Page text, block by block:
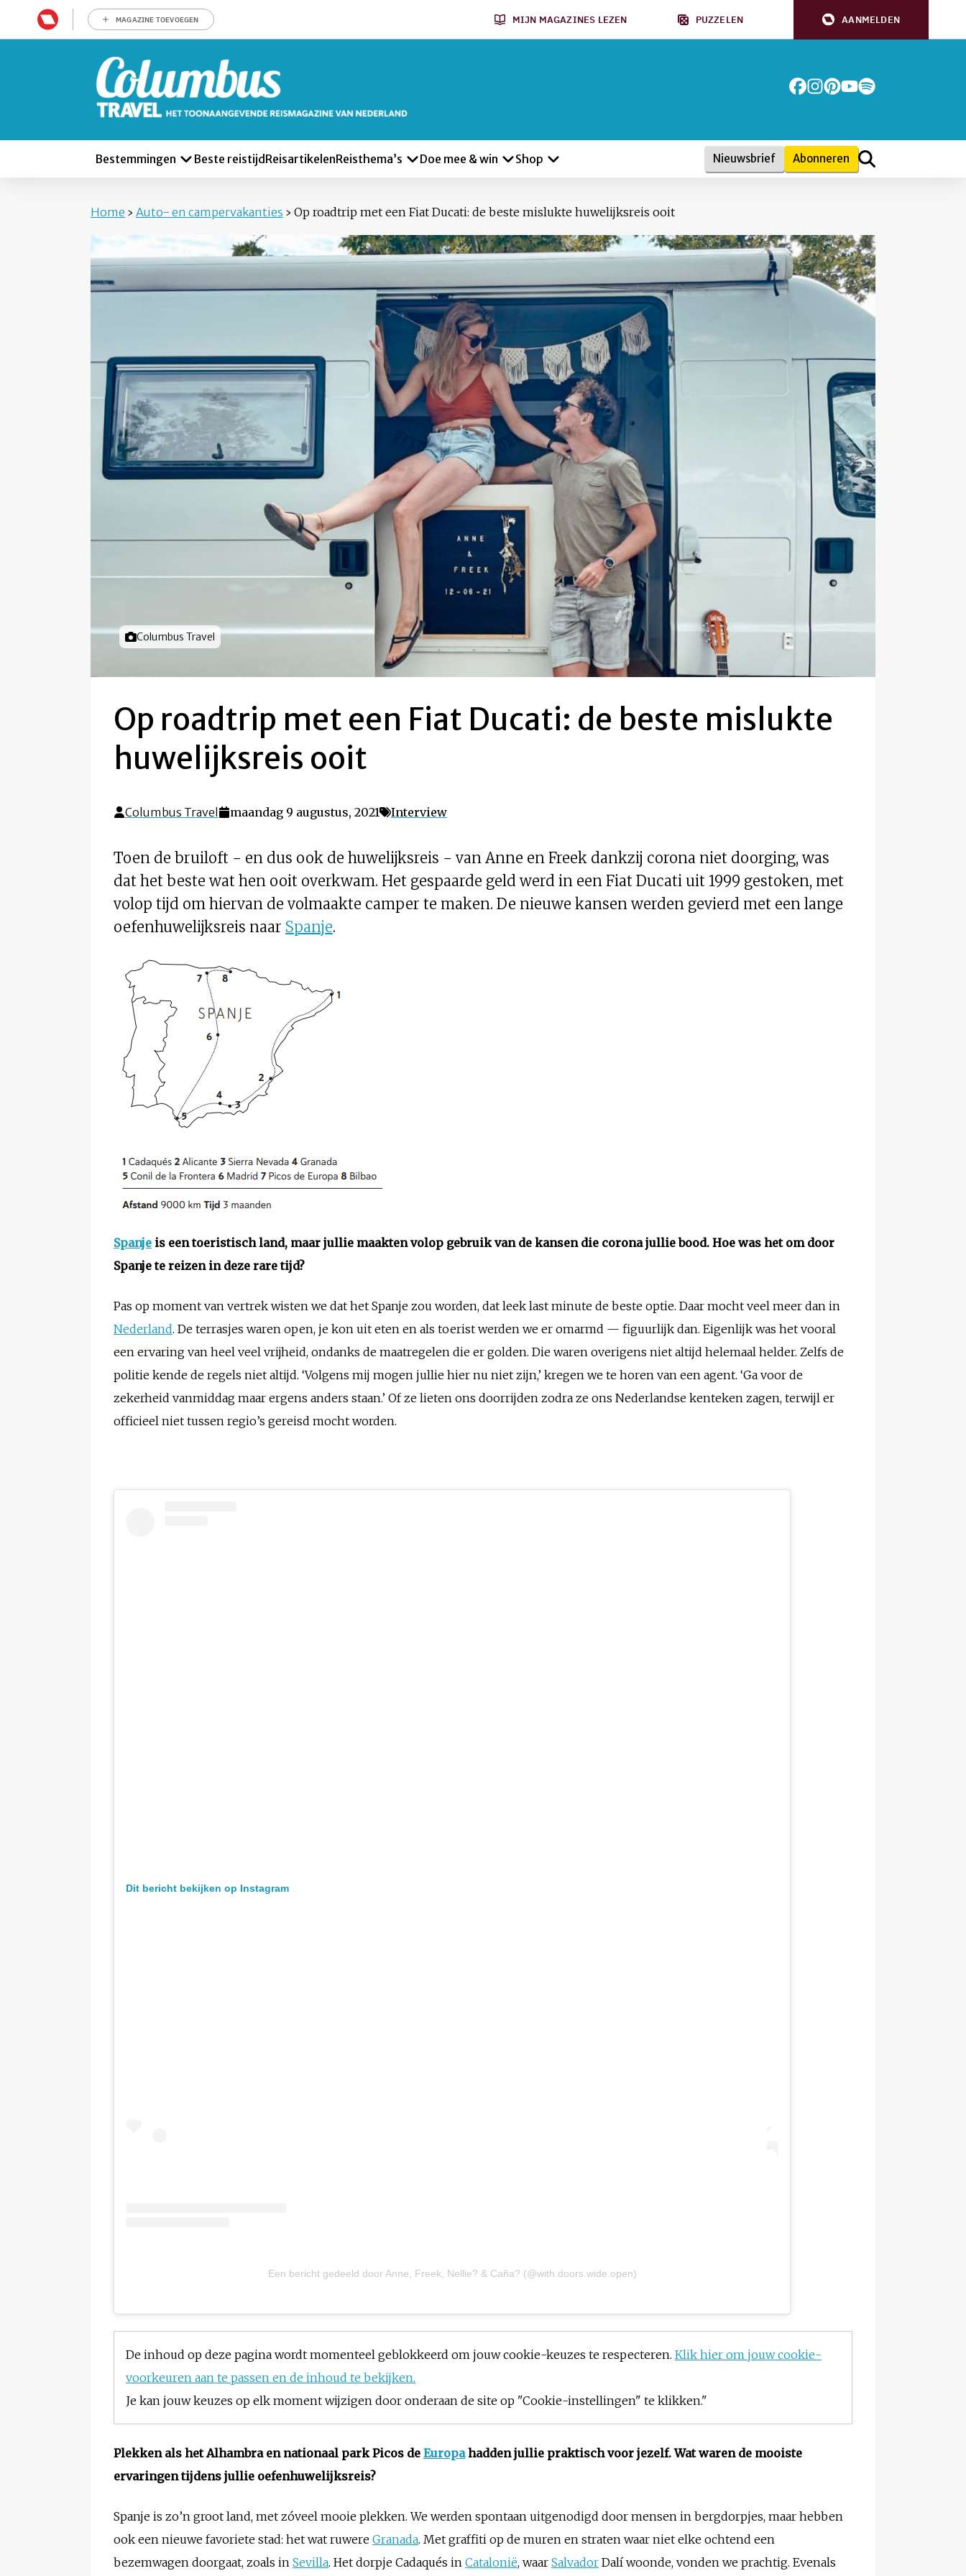
MAGAZINE TOEVOEGEN MIJN MAGAZINES LEZEN PUZZELEN AANMELDEN
Bestemmingen Beste reistijd ReisartikelenReisthema’s Doe mee & win Shop Nieuwsbrief Abonneren
Home › Auto- en campervakanties › Op roadtrip met een Fiat Ducati: de beste mislukte huwelijksreis ooit
Foto door
Columbus Travel
Op roadtrip met een Fiat Ducati: de beste mislukte
huwelijksreis ooit
Columbus Travel maandag 9 augustus, 2021 Interview
Toen de bruiloft − en dus ook de huwelijksreis − van Anne en Freek dankzij corona niet doorging, was
dat het beste wat hen ooit overkwam. Het gespaarde geld werd in een Fiat Ducati uit 1999 gestoken, met
volop tijd om hiervan de volmaakte camper te maken. De nieuwe kansen werden gevierd met een lange
oefenhuwelijksreis naar Spanje.
Spanje is een toeristisch land, maar jullie maakten volop gebruik van de kansen die corona jullie bood. Hoe was het om door
Spanje te reizen in deze rare tijd?
Pas op moment van vertrek wisten we dat het Spanje zou worden, dat leek last minute de beste optie. Daar mocht veel meer dan in
Nederland. De terrasjes waren open, je kon uit eten en als toerist werden we er omarmd — figuurlijk dan. Eigenlijk was het vooral
een ervaring van heel veel vrijheid, ondanks de maatregelen die er golden. Die waren overigens niet altijd helemaal helder. Zelfs de
politie kende de regels niet altijd. ‘Volgens mij mogen jullie hier nu niet zijn,’ kregen we te horen van een agent. ‘Ga voor de
zekerheid vanmiddag maar ergens anders staan.’ Of ze lieten ons doorrijden zodra ze ons Nederlandse kenteken zagen, terwijl er
officieel niet tussen regio’s gereisd mocht worden.
Dit bericht bekijken op Instagram
Een bericht gedeeld door Anne, Freek, Nellie? & Caña? (@with.doors.wide.open)
De inhoud op deze pagina wordt momenteel geblokkeerd om jouw cookie-keuzes te respecteren. Klik hier om jouw cookie-
voorkeuren aan te passen en de inhoud te bekijken.
Je kan jouw keuzes op elk moment wijzigen door onderaan de site op "Cookie-instellingen" te klikken."
Plekken als het Alhambra en nationaal park Picos de Europahadden jullie praktisch voor jezelf. Wat waren de mooiste
ervaringen tijdens jullie oefenhuwelijksreis?
Spanje is zo’n groot land, met zóveel mooie plekken. We werden spontaan uitgenodigd door mensen in bergdorpjes, maar hebben
ook een nieuwe favoriete stad: het wat ruwere Granada. Met graffiti op de muren en straten waar niet elke ochtend een
bezemwagen doorgaat, zoals in Sevilla. Het dorpje Cadaqués in Catalonië, waar Salvador Dalí woonde, vonden we prachtig. Evenals